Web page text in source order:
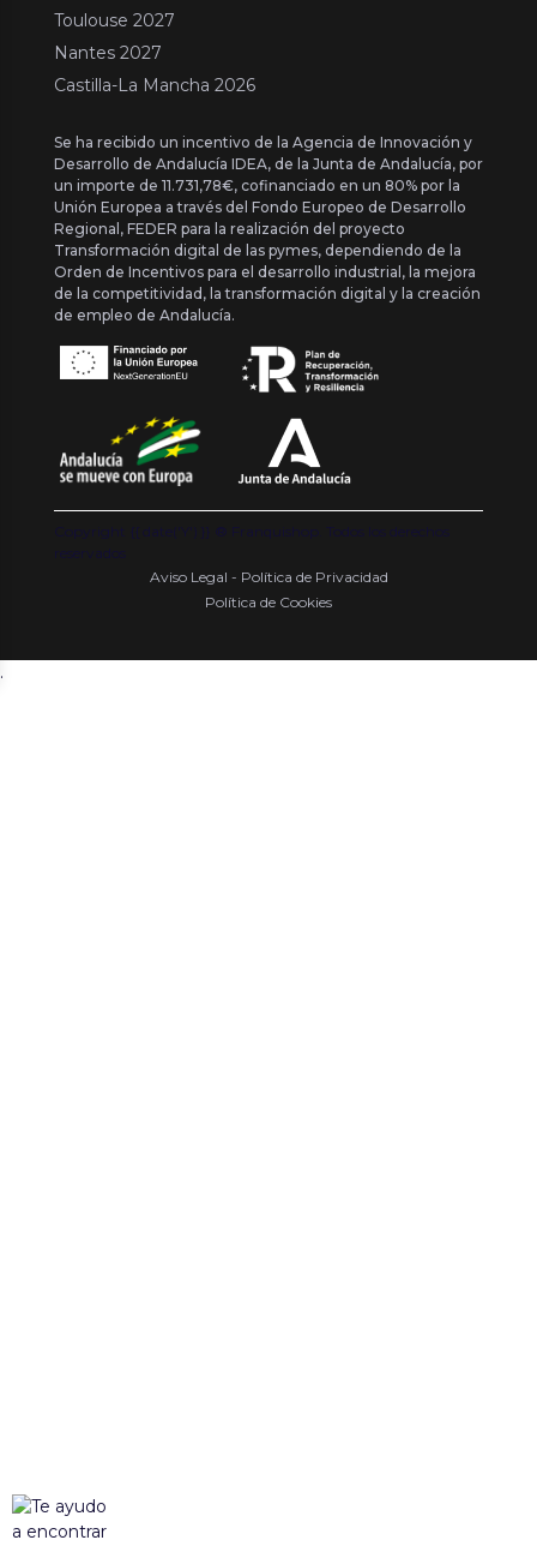
Toulouse 2027
Nantes 2027
Castilla-La Mancha 2026
Se ha recibido un incentivo de la Agencia de Innovación y
Desarrollo de Andalucía IDEA, de la Junta de Andalucía, por
un importe de 11.731,78€, cofinanciado en un 80% por la
Unión Europea a través del Fondo Europeo de Desarrollo
Regional, FEDER para la realización del proyecto
Transformación digital de las pymes, dependiendo de la
Orden de Incentivos para el desarrollo industrial, la mejora
de la competitividad, la transformación digital y la creación
de empleo de Andalucía.
Copyright {{ date('Y') }} ® Franquishop. Todos los derechos
reservados
Aviso Legal - Política de Privacidad
Política de Cookies
.